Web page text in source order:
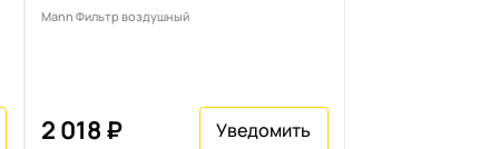
Mann Фильтр воздушный
2 018 ₽